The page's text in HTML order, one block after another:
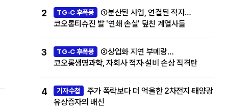
2 TG-C 후폭풍
①분산된 사업, 연결된 적자…
코오롱티슈진 발 '연쇄 손실' 덮친 계열사들
3 TG-C 후폭풍
②상업화 지연 부메랑…
코오롱생명과학, 자회사 적자·설비 손상 직격탄
4 기자수첩
주가 폭락보다 더 억울한 2차전지·태양광
유상증자의 배신